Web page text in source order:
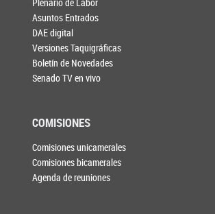
Asuntos Entrados
DAE digital
Versiones Taquigráficas
Boletín de Novedades
Senado TV en vivo
COMISIONES
Comisiones unicamerales
Comisiones bicamerales
Agenda de reuniones